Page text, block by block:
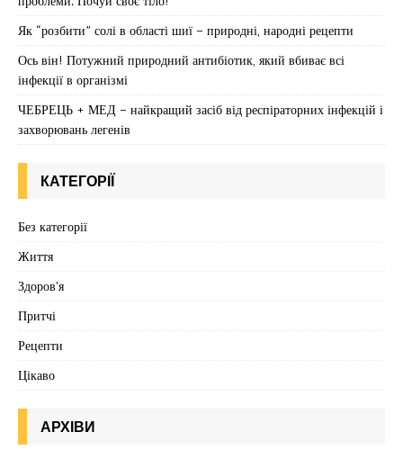
Як “розбити” солі в області шиї – природні, народні рецепти
Ось він! Потужний природний антибіотик, який вбиває всі
інфекції в організмі
ЧЕБРЕЦЬ + МЕД – найкращий засіб від респіраторних інфекцій і
захворювань легенів
КАТЕГОРІЇ
Без категорії
Життя
Здоров'я
Притчі
Рецепти
Цікаво
АРХІВИ